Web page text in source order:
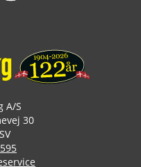
A/S
30